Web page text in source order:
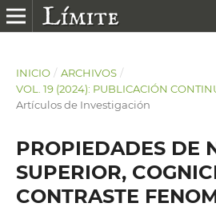
INICIO / ARCHIVOS /
VOL. 19 (2024): PUBLICACIÓN
Artículos de Investigación
PROPIEDADES DE
SUPERIOR,
CONTRASTE